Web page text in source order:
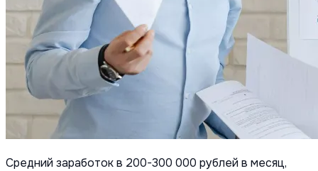
Средний заработок в 200-300 000 рублей в месяц,